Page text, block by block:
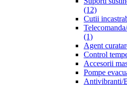
(12)
Cutii
(1)
Agent
Control
Accesorii
Pompe
Antivibranti/